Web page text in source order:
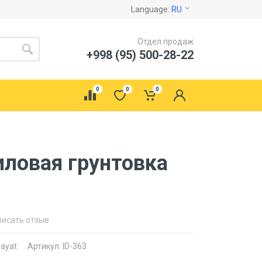
Language: RU
Отдел продаж
+998 (95) 500-28-22
0 0 0
грунтовка
отзыв
Артикул: ID-363